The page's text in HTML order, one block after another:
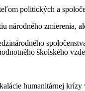
politických a
národného
školského
humanitárnej